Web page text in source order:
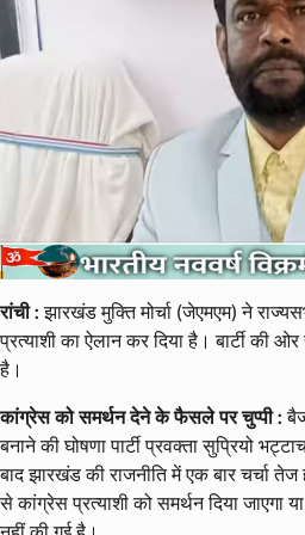
रांची :झारखंड मुक्ति मोर्चा (जेएमएम) ने
प्रत्याशी का ऐलान कर दिया है। बार्टी की
है।
कांग्रेस को समर्थन देने के फैसले पर चुप्पी :
बनाने की घोषणा पार्टी प्रवक्ता सुप्रियो
बाद झारखंड की राजनीति में एक बार चर्चा
से कांग्रेस प्रत्याशी को समर्थन दिया जाएगा